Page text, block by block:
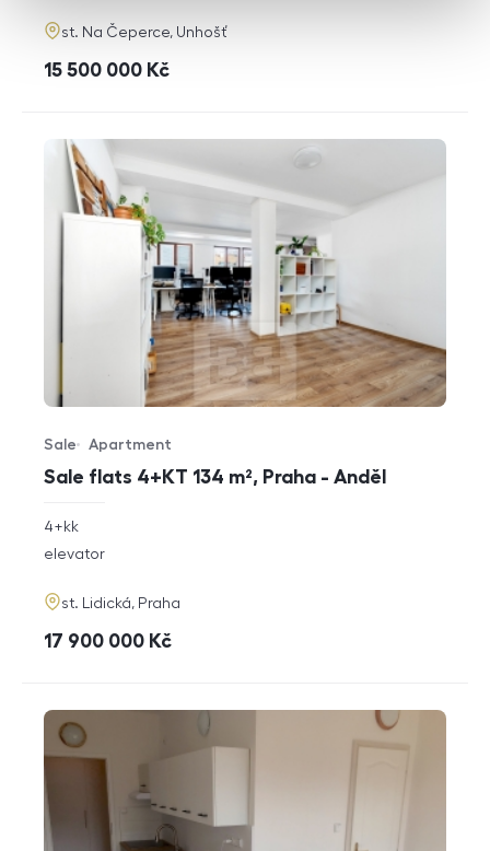
adresa
st. Na Čeperce, Unhošť
cena
15 500 000 Kč
Sale flats 4+KT 134 m², Praha - Anděl
Offer type
Sale
Property type
Apartment
rozměry
4+kk
funkce
elevator
adresa
st. Lidická, Praha
cena
17 900 000 Kč